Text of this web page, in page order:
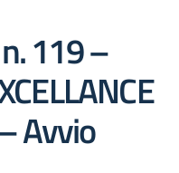
119 –
Avvio